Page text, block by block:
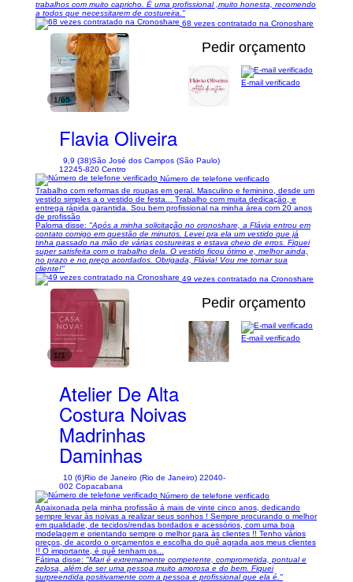
trabalhos com muito capricho. É uma profissional ,muito honesta, recomendo
a todos que necessitarem de costureira."
68 vezes contratado na Cronoshare
1/65
Pedir orçamento
Flavia Oliveira
9,9 (38)São José dos Campos (São Paulo)
12245-820 Centro
E-mail verificado
Número de telefone verificado
Trabalho com reformas de roupas em geral. Masculino e feminino, desde um
vestido simples a o vestido de festa... Trabalho com muita dedicação, e
entrega rápida garantida. Sou bem profissional na minha área com 20 anos
de profissão
Paloma disse: "Após a minha solicitação no cronoshare, a Flávia entrou em
contato comigo em questão de minutos. Levei pra ela um vestido que já
tinha passado na mão de várias costureiras e estava cheio de erros. Fiquei
super satisfeita com o trabalho dela. O vestido ficou ótimo e, melhor ainda,
no prazo e no preço acordados. Obrigada, Flávia! Vou me tornar sua
cliente!"
49 vezes contratado na Cronoshare
1/1
Pedir orçamento
Atelier De Alta
Costura Noivas
Madrinhas
Daminhas
10 (6)Rio de Janeiro (Rio de Janeiro) 22040-
002 Copacabana
E-mail verificado
Número de telefone verificado
Apaixonada pela minha profissão á mais de vinte cinco anos, dedicando
sempre levar às noivas a realizar seus sonhos ! Sempre procurando o melhor
em qualidade, de tecidos/rendas bordados e acessórios, com uma boa
modelagem e orientando sempre o melhor para às clientes !! Tenho vários
preços, de acordo o orçamentos e escolha do quê agrada aos meus clientes
!! O importante, é quê tenham os...
Fátima disse: "Mari é extremamente competente, comprometida, pontual e
zelosa, além de ser uma pessoa muito amorosa e do bem. Fiquei
surpreendida positivamente com a pessoa e profissional que ela é."